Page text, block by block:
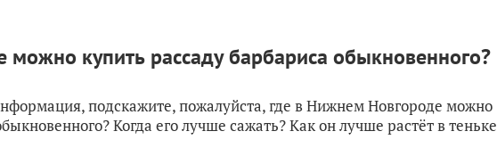
купить рассаду барбариса обыкновенного?
подскажите, пожалуйста, где в Нижнем Новгороде можно
Когда его лучше сажать? Как он лучше растёт в теньке